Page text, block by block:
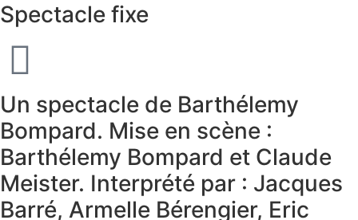
Spectacle fixe
Un spectacle de Barthélemy
Bompard. Mise en scène :
Barthélemy Bompard et Claude
Meister. Interprété par : Jacques
Barré, Armelle Bérengier, Eric